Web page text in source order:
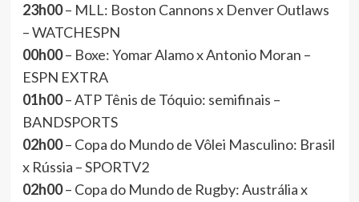
23h00– MLL: Boston Cannons x Denver Outlaws
– WATCHESPN
00h00– Boxe: Yomar Alamo x Antonio Moran –
ESPN EXTRA
01h00– ATP Tênis de Tóquio: semifinais –
BANDSPORTS
02h00– Copa do Mundo de Vôlei Masculino: Brasil
x Rússia – SPORTV2
02h00– Copa do Mundo de Rugby: Austrália x